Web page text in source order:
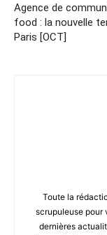
Agence de
food : la nouvelle
Paris [OCT]
Toute la
scrupuleuse pour
dernières